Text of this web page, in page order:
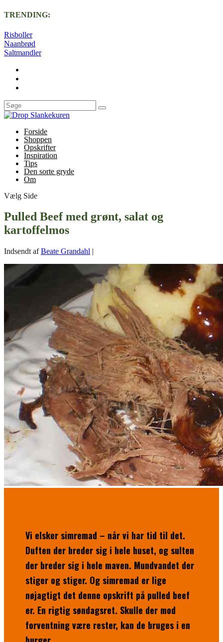
TRENDING:
Risboller
Naanbrød
Saltmandler
Forside
Shoppen
Opskrifter
Inspiration
Tips
Den sorte gryde
Om
Vælg Side
Pulled Beef med grønt, salat og
kartoffelmos
Indsendt afBeate Grandahl |
Vi elsker simremad – når vi har tid til det.
Duften der breder sig i hele huset, og sulten
der breder sig i hele maven. Mundvandet der
stiger og stiger. Og simremad er lige
nøjagtigt det denne opskrift på pulled beef
er. En rigtig søndagsret. Skulle der mod
forventning være rester, kan de bruges i en